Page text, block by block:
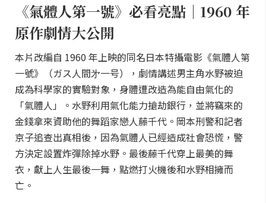
《氣體人第一號》必看亮點｜1960 年
原作劇情大公開
本片改編自 1960 年上映的同名日本特攝電影《氣體人第
一號》（ガス人間㐧一号），劇情講述男主角水野被迫
成為科學家的實驗對象，身體遭改造為能自由氣化的
「氣體人」。水野利用氣化能力搶劫銀行，並將竊來的
金錢拿來資助他的舞蹈家戀人藤千代。岡本刑警和記者
京子追查出真相後，因為氣體人已經造成社會恐慌，警
方決定設置炸彈除掉水野。最後藤千代穿上最美的舞
衣，獻上人生最後一舞，點燃打火機後和水野相擁而
亡。